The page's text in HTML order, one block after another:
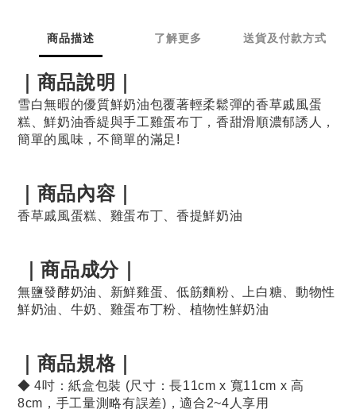
商品描述 了解更多 送貨及付款方式
｜商品說明｜
雪白無暇的優質鮮奶油包覆著輕柔鬆彈的香草戚風蛋
糕、鮮奶油香緹與手工雞蛋布丁，香甜滑順濃郁誘人，
簡單的風味，不簡單的滿足!
｜商品內容｜
香草戚風蛋糕、雞蛋布丁、香提鮮奶油
｜商品成分｜
無鹽發酵奶油、新鮮雞蛋、低筋麵粉、上白糖、動物性
鮮奶油、牛奶、雞蛋布丁粉、植物性鮮奶油
｜商品規格｜
◆ 4吋：紙盒包裝 (尺寸：長11cm x 寬11cm x 高
8cm，手工量測略有誤差) ，適合2~4人享用